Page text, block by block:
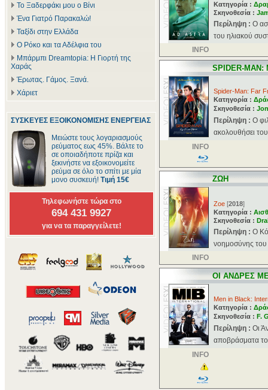
Το Ξαδερφάκι μου ο Βίνι
Ένα Γιατρό Παρακαλώ!
Ταξίδι στην Ελλάδα
Ο Ρόκο και τα Αδέλφια του
Μπάρμπι Dreamtopia: Η Γιορτή της
Χαράς
Έρωτας. Γάμος. Ξανά.
Χάριετ
ΣΥΣΚΕΥΕΣ ΕΞΟΙΚΟΝΟΜΙΣΗΣ ΕΝΕΡΓΕΙΑΣ
Μειώστε τους λογαριασμούς
ρεύματος εως 45%. Βάλτε το
σε οποιαδήποτε πρίζα και
ξεκινήστε να εξοικονομείτε
ρεύμα σε όλο το σπίτι με μία
μονο συσκευή! Τιμή 15€
Τηλεφωνήστε τώρα στο
694 431 9927
για να τα παραγγείλετε!
Κατηγορία :
Σκηνοθεσία :
Περίληψη : Ο
του ηλιακού
INFO
SPIDER-
Spider-Man: Far
Κατηγορία :
Σκηνοθεσία :
Περίληψη : O
ακολουθήσει
INFO
ΖΩΗ
Zoe [2018]
Κατηγορία :
Σκηνοθεσία :
Περίληψη : Ο
νοημοσύνης του
INFO
ΟΙ ΑΝΔΡΕΣ
Men in Black:
Κατηγορία :
Σκηνοθεσία : F.
Περίληψη : Οι
αποβράσματα
INFO